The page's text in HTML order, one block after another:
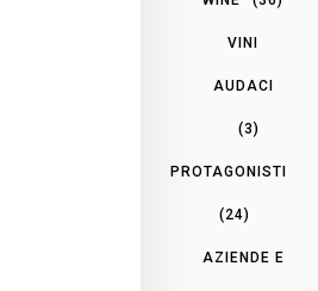
VINI
AUDACI
(3)
PROTAGONISTI
(24)
AZIENDE E